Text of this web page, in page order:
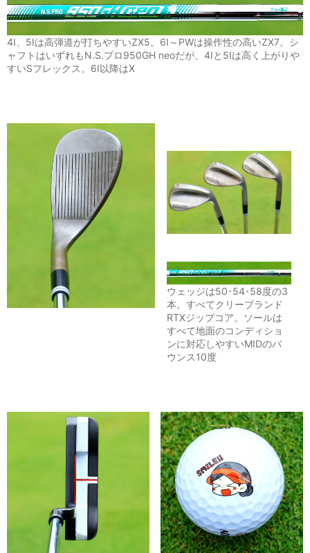
4I、5Iは高弾道が打ちやすいZX5。6I～PWは操作性の高いZX7。シ
ャフトはいずれもN.S.プロ950GH neoだが、4Iと5Iは高く上がりや
すいSフレックス。6I以降はX
ウェッジは50･54･58度の3
本。すべてクリーブランド
RTXジップコア。ソールは
すべて地面のコンディショ
ンに対応しやすいMIDのバ
ウンス10度